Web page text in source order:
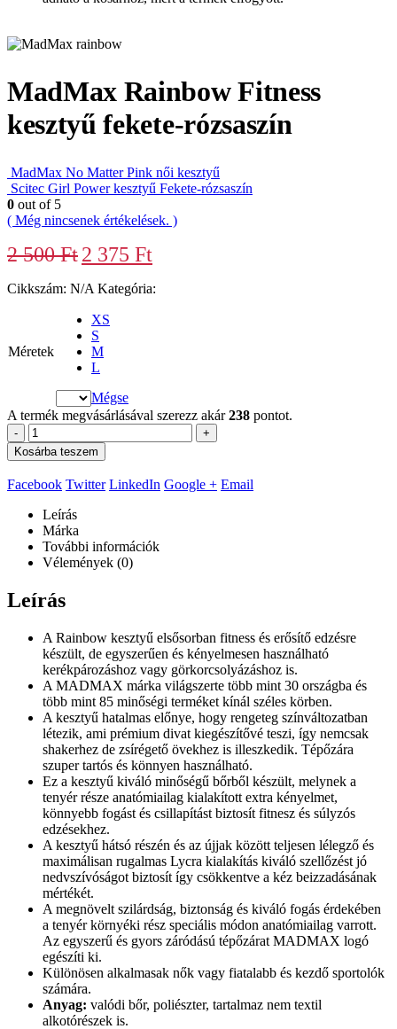
MadMax Rainbow Fitness
kesztyű fekete-rózsaszín
MadMax No Matter Pink női kesztyű
Scitec Girl Power kesztyű Fekete-rózsaszín
0 out of 5
( Még nincsenek értékelések. )
2 500Ft2 375 Ft
Cikkszám: N/A Kategória:
Méretek
XS
S
M
L
Mégse
A termék megvásárlásával szerezz akár238 pontot.
-
+
Kosárba teszem
Facebook Twitter LinkedIn Google + Email
Leírás
Márka
További információk
Vélemények (0)
Leírás
A Rainbow kesztyű elsősorban fitness és erősítő edzésre
készült, de egyszerűen és kényelmesen használható
kerékpározáshoz vagy görkorcsolyázáshoz is.
A MADMAX márka világszerte több mint 30 országba és
több mint 85 minőségi terméket kínál széles körben.
A kesztyű hatalmas előnye, hogy rengeteg színváltozatban
létezik, ami prémium divat kiegészítővé teszi, így nemcsak
shakerhez de zsírégető övekhez is illeszkedik. Tépőzára
szuper tartós és könnyen használható.
Ez a kesztyű kiváló minőségű bőrből készült, melynek a
tenyér része anatómiailag kialakított extra kényelmet,
könnyebb fogást és csillapítást biztosít fitnesz és súlyzós
edzésekhez.
A kesztyű hátsó részén és az újjak között teljesen lélegző és
maximálisan rugalmas Lycra kialakítás kiváló szellőzést jó
nedvszívóságot biztosít így csökkentve a kéz beizzadásának
mértékét.
A megnövelt szilárdság, biztonság és kiváló fogás érdekében
a tenyér környéki rész speciális módon anatómiailag varrott.
Az egyszerű és gyors záródású tépőzárat MADMAX logó
egészíti ki.
Különösen alkalmasak nők vagy fiatalabb és kezdő sportolók
számára.
Anyag: valódi bőr, poliészter, tartalmaz nem textil
alkotórészek is.